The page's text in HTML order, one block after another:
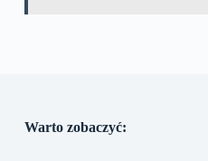
Warto zobaczyć: